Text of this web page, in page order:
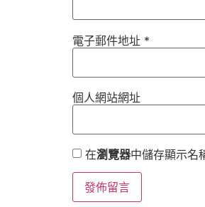
電子郵件地址 *
個人網站網址
在瀏覽器中儲存顯示名